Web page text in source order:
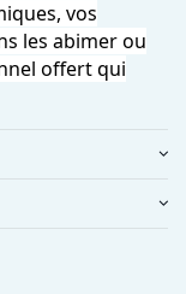
vos
les abimer ou
offert qui